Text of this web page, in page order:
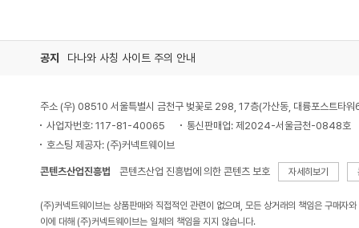
공지 다나와 사칭 사이트 주의 안내
주소 (우) 08510 서울특별시 금천구 벚꽃로 298, 17층(가산동, 대륭포스트타워
사업자번호: 117-81-40065
통신판매업: 제2024-서울금천-0848호
호스팅 제공자: (주)커넥트웨이브
콘텐츠산업진흥법 콘텐츠산업 진흥법에 의한 콘텐츠 보호 자세히보기
(주)커넥트웨이브는 상품판매와 직접적인 관련이 없으며, 모든 상거래의 책임은 구매자
이에 대해 (주)커넥트웨이브는 일체의 책임을 지지 않습니다.